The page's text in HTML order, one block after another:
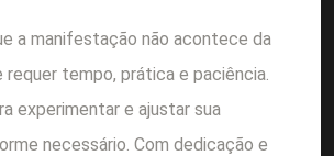
a manifestação não acontece da
requer tempo, prática e paciência.
experimentar e ajustar sua
necessário. Com dedicação e